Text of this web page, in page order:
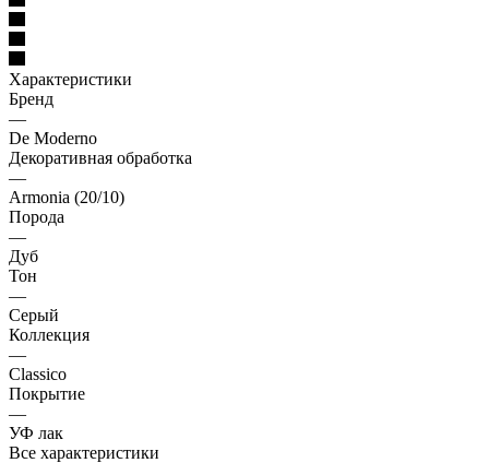
Характеристики
Бренд
—
De Moderno
Декоративная обработка
—
Armonia (20/10)
Порода
—
Дуб
Тон
—
Серый
Коллекция
—
Classico
Покрытие
—
УФ лак
Все характеристики